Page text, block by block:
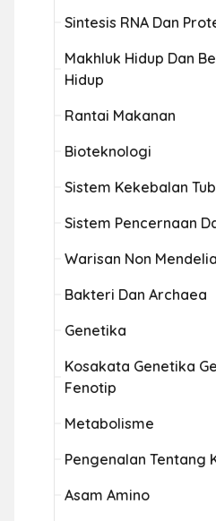
Sintesis RNA Dan
Makhluk Hidup Dan
Hidup
Rantai Makanan
Bioteknologi
Sistem Kekebalan
Sistem Pencernaan
Warisan Non
Bakteri Dan Archaea
Genetika
Kosakata Genetika
Fenotip
Metabolisme
Pengenalan Tentang
Asam Amino